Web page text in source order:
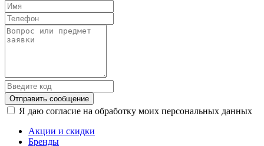
Отправить сообщение
Я даю согласие на обработку моих персональных данных
Акции и скидки
Бренды